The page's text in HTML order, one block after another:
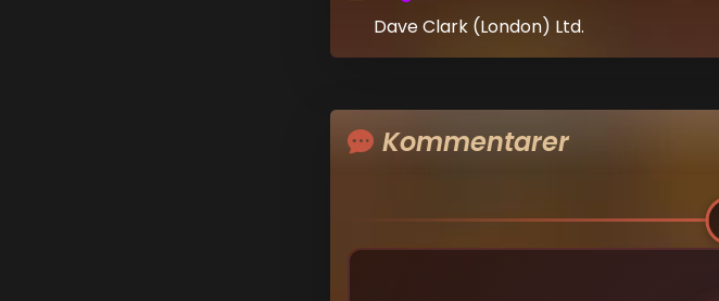
Dave Clark (London) Ltd.
Kommentarer